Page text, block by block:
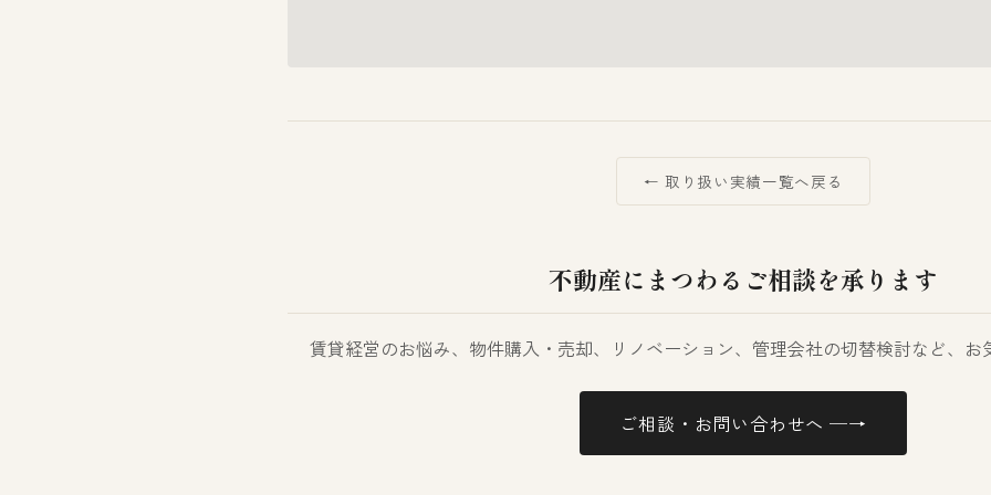
← 取り扱い実績一覧へ戻る
不動産にまつわるご相談を承ります
賃貸経営のお悩み、物件購入・売却、リノベーション、管理会社の切替検討など、お
ご相談・お問い合わせへ ─→